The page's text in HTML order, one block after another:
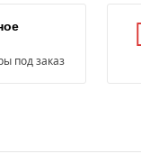
под заказ